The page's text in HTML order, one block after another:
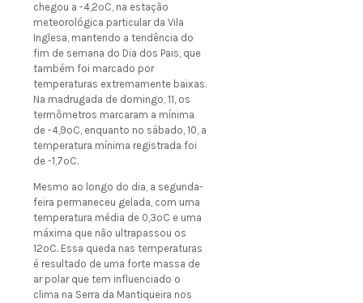
chegou a -4,2ºC, na estação
meteorológica particular da Vila
Inglesa, mantendo a tendência do
fim de semana do Dia dos Pais, que
também foi marcado por
temperaturas extremamente baixas.
Na madrugada de domingo, 11, os
termômetros marcaram a mínima
de -4,9ºC, enquanto no sábado, 10, a
temperatura mínima registrada foi
de -1,7ºC.
Mesmo ao longo do dia, a segunda-
feira permaneceu gelada, com uma
temperatura média de 0,3ºC e uma
máxima que não ultrapassou os
12ºC. Essa queda nas temperaturas
é resultado de uma forte massa de
ar polar que tem influenciado o
clima na Serra da Mantiqueira nos